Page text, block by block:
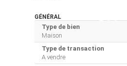
GÉNÉRAL
Type de bien
Maison
Type de transaction
A vendre